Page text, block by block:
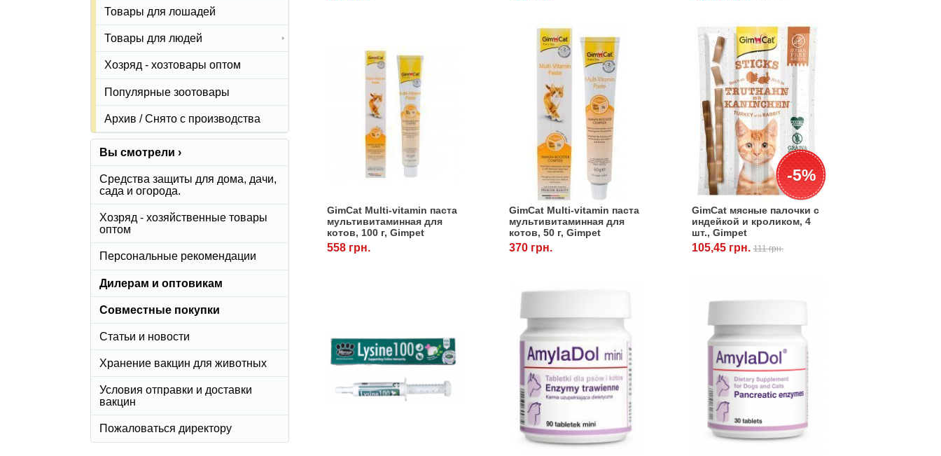
GimCat Multi-vitamin паста
мультивитаминная для
котов, 100 г, Gimpet
558 грн.
GimCat Multi-vitamin паста
мультивитаминная для
котов, 50 г, Gimpet
370 грн.
-5%
GimCat мясные палочки с
индейкой и кроликом, 4
шт., Gimpet
105,45 грн.111 грн.
Товары для лошадей
Товары для людей
Хозряд - хозтовары оптом
Популярные зоотовары
Архив / Снято с производства
Вы смотрели ›
Средства защиты для дома, дачи,
сада и огорода.
Хозряд - хозяйственные товары
оптом
Персональные рекомендации
Дилерам и оптовикам
Совместные покупки
Статьи и новости
Хранение вакцин для животных
Условия отправки и доставки
вакцин
Пожаловаться директору